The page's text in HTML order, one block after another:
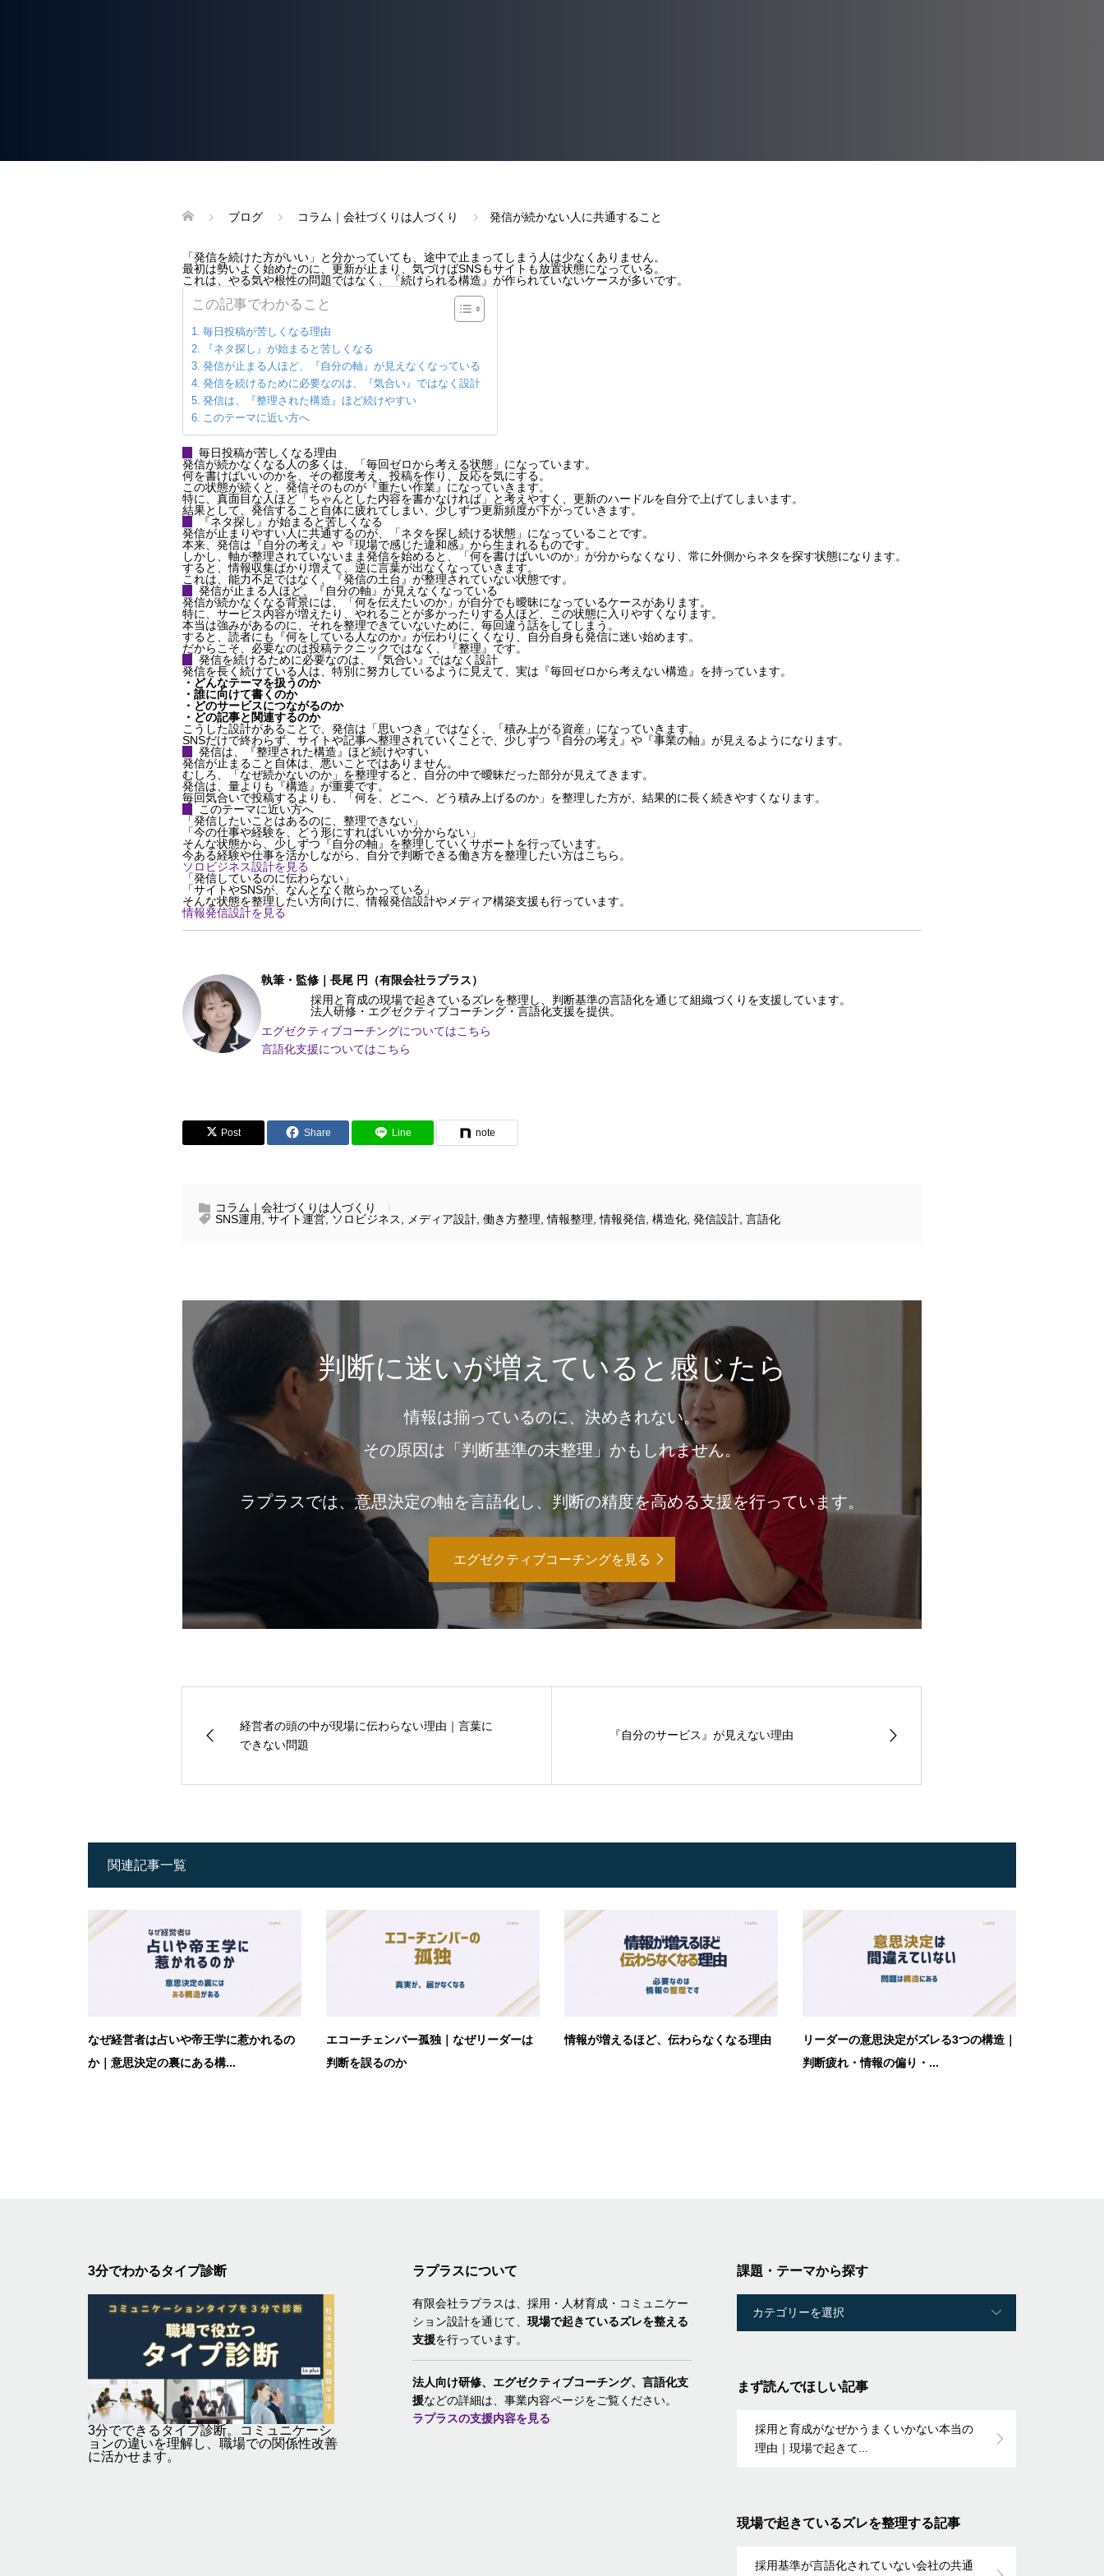
ブログ コラム｜会社づくりは人づくり 発信が続かない人に共通すること
「発信を続けた方がいい」と分かっていても、途中で止まってしまう人は少なくありません。
最初は勢いよく始めたのに、更新が止まり、気づけばSNSもサイトも放置状態になっている。
これは、やる気や根性の問題ではなく、『続けられる構造』が作られていないケースが多いです。
この記事でわかること
毎日投稿が苦しくなる理由
『ネタ探し』が始まると苦しくなる
発信が止まる人ほど、『自分の軸』が見えなくなっている
発信を続けるために必要なのは、『気合い』ではなく設計
発信は、『整理された構造』ほど続けやすい
このテーマに近い方へ
毎日投稿が苦しくなる理由
発信が続かなくなる人の多くは、「毎回ゼロから考える状態」になっています。
何を書けばいいのかを、その都度考え、投稿を作り、反応を気にする。
この状態が続くと、発信そのものが『重たい作業』になっていきます。
特に、真面目な人ほど「ちゃんとした内容を書かなければ」と考えやすく、更新のハードルを自分で上げてしまいます。
結果として、発信すること自体に疲れてしまい、少しずつ更新頻度が下がっていきます。
『ネタ探し』が始まると苦しくなる
発信が止まりやすい人に共通するのが、「ネタを探し続ける状態」になっていることです。
本来、発信は『自分の考え』や『現場で感じた違和感』から生まれるものです。
しかし、軸が整理されていないまま発信を始めると、「何を書けばいいのか」が分からなくなり、常に外側からネタを探す状態になります。
すると、情報収集ばかり増えて、逆に言葉が出なくなっていきます。
これは、能力不足ではなく、『発信の土台』が整理されていない状態です。
発信が止まる人ほど、『自分の軸』が見えなくなっている
発信が続かなくなる背景には、「何を伝えたいのか」が自分でも曖昧になっているケースがあります。
特に、サービス内容が増えたり、やれることが多かったりする人ほど、この状態に入りやすくなります。
本当は強みがあるのに、それを整理できていないために、毎回違う話をしてしまう。
すると、読者にも『何をしている人なのか』が伝わりにくくなり、自分自身も発信に迷い始めます。
だからこそ、必要なのは投稿テクニックではなく、『整理』です。
発信を続けるために必要なのは、『気合い』ではなく設計
発信を長く続けている人は、特別に努力しているように見えて、実は『毎回ゼロから考えない構造』を持っています。
・どんなテーマを扱うのか
・誰に向けて書くのか
・どのサービスにつながるのか
・どの記事と関連するのか
こうした設計があることで、発信は「思いつき」ではなく、「積み上がる資産」になっていきます。
SNSだけで終わらず、サイトや記事へ整理されていくことで、少しずつ『自分の考え』や『事業の軸』が見えるようになります。
発信は、『整理された構造』ほど続けやすい
発信が止まること自体は、悪いことではありません。
むしろ、「なぜ続かないのか」を整理すると、自分の中で曖昧だった部分が見えてきます。
発信は、量よりも『構造』が重要です。
毎回気合いで投稿するよりも、「何を、どこへ、どう積み上げるのか」を整理した方が、結果的に長く続きやすくなります。
このテーマに近い方へ
「発信したいことはあるのに、整理できない」
「今の仕事や経験を、どう形にすればいいか分からない」
そんな状態から、少しずつ『自分の軸』を整理していくサポートを行っています。
今ある経験や仕事を活かしながら、自分で判断できる働き方を整理したい方はこちら。
ソロビジネス設計を見る
「発信しているのに伝わらない」
「サイトやSNSが、なんとなく散らかっている」
そんな状態を整理したい方向けに、情報発信設計やメディア構築支援も行っています。
情報発信設計を見る
執筆・監修｜長尾 円（有限会社ラプラス）
採用と育成の現場で起きているズレを整理し、判断基準の言語化を通じて組織づくりを支援しています。
法人研修・エグゼクティブコーチング・言語化支援を提供。
エグゼクティブコーチングについてはこちら
言語化支援についてはこちら
Post Share Line note
コラム｜会社づくりは人づくり
SNS運用
サイト運営 ソロビジネス メディア設計 働き方整理 ,情報整理 ,情報発信 構造化 発信設計 言語化
判断に迷いが増えていると感じたら
情報は揃っているのに、決めきれない。
その原因は「判断基準の未整理」かもしれません。
ラプラスでは、意思決定の軸を言語化し、判断の精度を高める支援を行っています。
エグゼクティブコーチングを見る
経営者の頭の中が現場に伝わらない理由｜言葉に
できない問題
『自分のサービス』が見えない理由
関連記事一覧
なぜ経営者は占いや帝王学に惹かれるの
か｜意思決定の裏にある構...
エコーチェンバー孤独｜なぜリーダーは
判断を誤るのか
情報が増えるほど、伝わらなくなる理由
リーダーの意思決定がズレる3つの構造｜
判断疲れ・情報の偏り・...
3分でわかるタイプ診断
3分でできるタイプ診断。コミュニケーシ
ョンの違いを理解し、職場での関係性改善
に活かせます。
ラプラスについて
有限会社ラプラスは、採用・人材育成・コミュニケー
ション設計を通じて、 現場で起きているズレを整える
支援を行っています。
法人向け研修、エグゼクティブコーチング、 言語化支
援などの詳細は、事業内容ページをご覧ください。
ラプラスの支援内容を見る
課題・テーマから探す
まず読んでほしい記事
採用と育成がなぜかうまくいかない本当の
理由｜現場で起きて...
現場で起きているズレを整理する記事
採用基準が言語化されていない会社の共通